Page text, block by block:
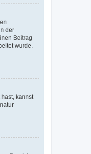
der
Beitrag
wurde.
kannst